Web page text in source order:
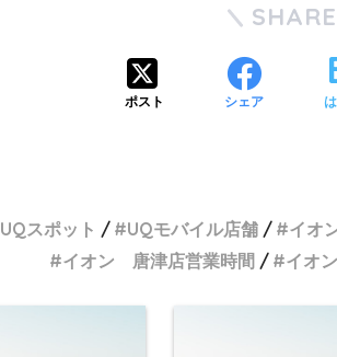
SHARE
ポスト シェア
UQスポット
UQモバイル店舗 イオ
イオン 唐津店営業時間
イオ